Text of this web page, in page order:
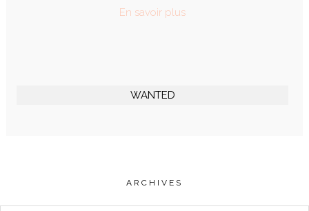
En savoir plus
WANTED
ARCHIVES
Archives